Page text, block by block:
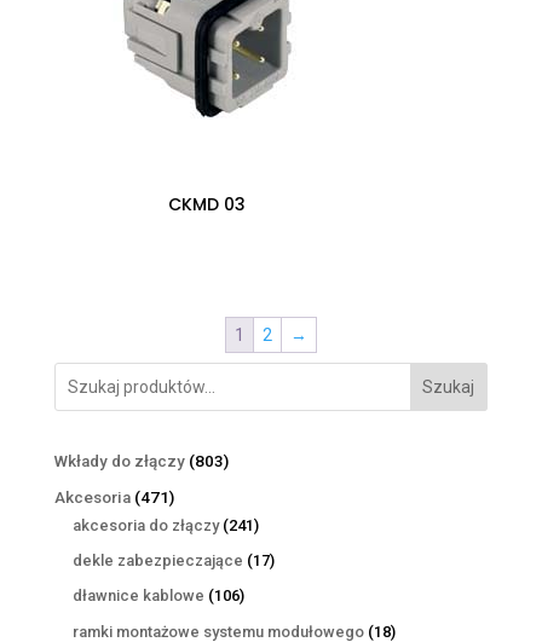
CKMD 03
1 2 →
Szukaj
Wkłady do złączy 803803
Akcesoria 471471
produktów
akcesoria do złączy 241241
produktów
dekle zabezpieczające 1717
dławnice kablowe 106106
produktów
ramki montażowe systemu modułowego 1818